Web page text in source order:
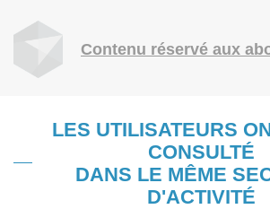
Contenu réservé aux
LES UTILISATEURS
CONSULTÉ
DANS LE MÊME
D'ACTIVITÉ